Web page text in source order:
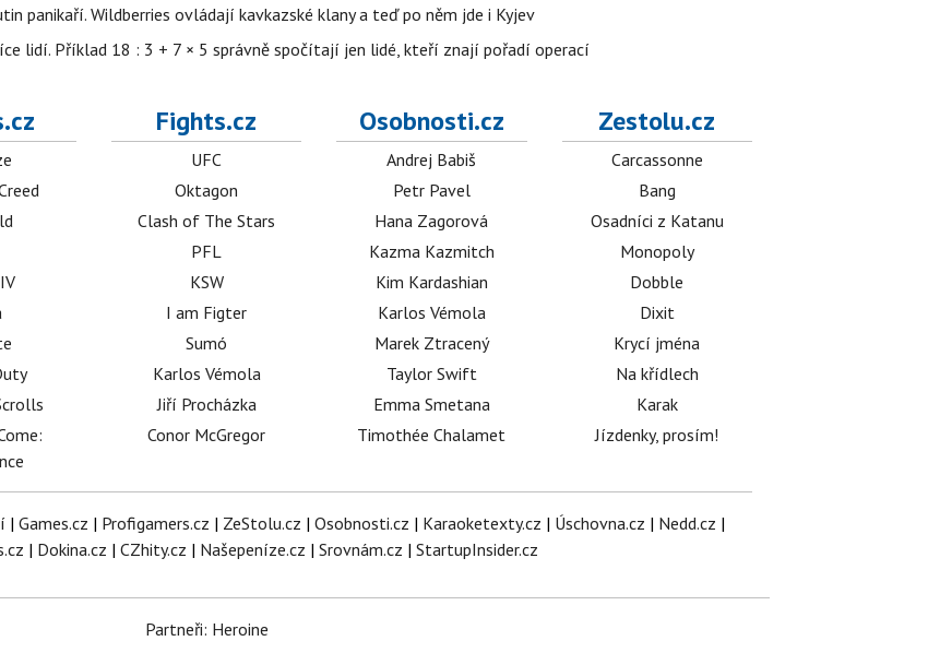
panikaří. Wildberries ovládají kavkazské klany a teď po něm jde i Kyjev
lidí. Příklad 18 : 3 + 7 × 5 správně spočítají jen lidé, kteří znají pořadí operací
Fights.cz
UFC
Oktagon
Clash of The Stars
PFL
KSW
I am Figter
Sumó
Karlos Vémola
Jiří Procházka
Conor McGregor
Osobnosti.cz
Andrej Babiš
Petr Pavel
Hana Zagorová
Kazma Kazmitch
Kim Kardashian
Karlos Vémola
Marek Ztracený
Taylor Swift
Emma Smetana
Timothée Chalamet
Zestolu.cz
Carcassonne
Bang
Osadníci z Katanu
Monopoly
Dobble
Dixit
Krycí jména
Na křídlech
Karak
Jízdenky, prosím!
| Games.cz | Profigamers.cz | ZeStolu.cz | Osobnosti.cz | Karaoketexty.cz | Úschovna.cz | Nedd.cz |
| Dokina.cz | CZhity.cz | Našepeníze.cz | Srovnám.cz | StartupInsider.cz
Partneři: Heroine